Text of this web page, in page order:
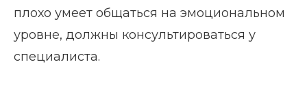
плохо умеет общаться на эмоциональном
уровне, должны консультироваться у
специалиста.